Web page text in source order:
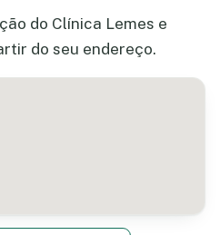
do Clínica Lemes e
do seu endereço.